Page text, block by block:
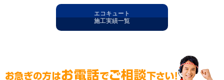
エコキュート
施工実績一覧